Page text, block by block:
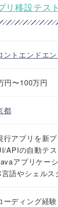
リ移設テス
ントエンドエ
円〜100万円
都
行アプリを新
APIの自動テ
アプリケー
言語やシェル
ーディング経